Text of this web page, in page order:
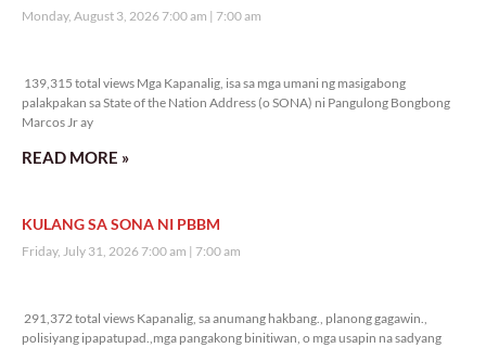
Monday, August 3, 2026 7:00 am 7:00 am
139,315 total views Mga Kapanalig, isa sa mga umani ng masigabong
palakpakan sa State of the Nation Address (o SONA) ni Pangulong Bongbong
Marcos Jr ay
READ MORE »
KULANG SA SONA NI PBBM
Friday, July 31, 2026 7:00 am 7:00 am
291,372 total views Kapanalig, sa anumang hakbang., planong gagawin.,
polisiyang ipapatupad.,mga pangakong binitiwan, o mga usapin na sadyang